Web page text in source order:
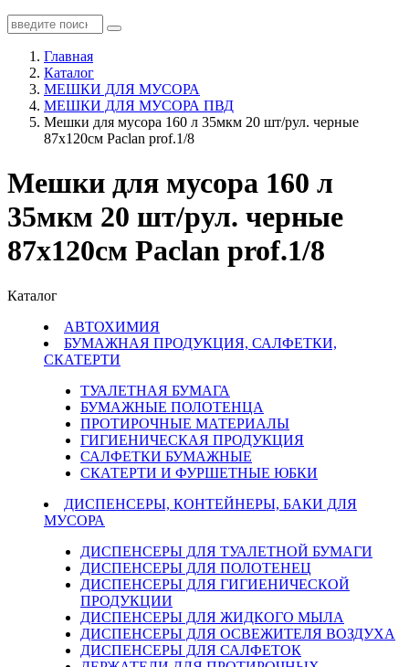
Главная
Каталог
МЕШКИ ДЛЯ МУСОРА
МЕШКИ ДЛЯ МУСОРА ПВД
Мешки для мусора 160 л 35мкм 20 шт/рул. черные
87х120см Paclan prof.1/8
Мешки для мусора 160 л
35мкм 20 шт/рул. черные
87х120см Paclan prof.1/8
Каталог
АВТОХИМИЯ
БУМАЖНАЯ ПРОДУКЦИЯ, САЛФЕТКИ,
СКАТЕРТИ
ТУАЛЕТНАЯ БУМАГА
БУМАЖНЫЕ ПОЛОТЕНЦА
ПРОТИРОЧНЫЕ МАТЕРИАЛЫ
ГИГИЕНИЧЕСКАЯ ПРОДУКЦИЯ
САЛФЕТКИ БУМАЖНЫЕ
СКАТЕРТИ И ФУРШЕТНЫЕ ЮБКИ
ДИСПЕНСЕРЫ, КОНТЕЙНЕРЫ, БАКИ ДЛЯ
МУСОРА
ДИСПЕНСЕРЫ ДЛЯ ТУАЛЕТНОЙ БУМАГИ
ДИСПЕНСЕРЫ ДЛЯ ПОЛОТЕНЕЦ
ДИСПЕНСЕРЫ ДЛЯ ГИГИЕНИЧЕСКОЙ
ПРОДУКЦИИ
ДИСПЕНСЕРЫ ДЛЯ ЖИДКОГО МЫЛА
ДИСПЕНСЕРЫ ДЛЯ ОСВЕЖИТЕЛЯ ВОЗДУХА
ДИСПЕНСЕРЫ ДЛЯ САЛФЕТОК